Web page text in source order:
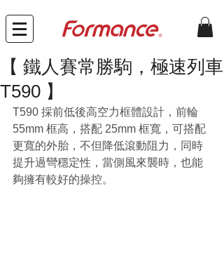
【 鐵人賽常勝駒，極速列車
T590 】
T590 採前低後高空力框體設計，前輪
55mm 框高，搭配 25mm 框寬，可搭配
更寬的外胎，不但降低滾動阻力，同時
提升過彎穩定性，當側風來襲時，也能
夠擁有較好的操控。